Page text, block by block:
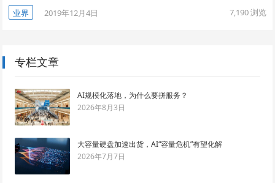
业界 2019年12月4日 7,190浏览
专栏文章
AI规模化落地，为什么要拼服务？
2026年8月3日
大容量硬盘加速出货，AI“容量危机”有望化解
2026年7月7日